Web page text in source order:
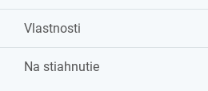
Vlastnosti
Na stiahnutie